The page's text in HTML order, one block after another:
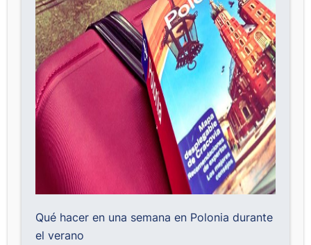
Qué hacer en una semana en Polonia durante
el verano